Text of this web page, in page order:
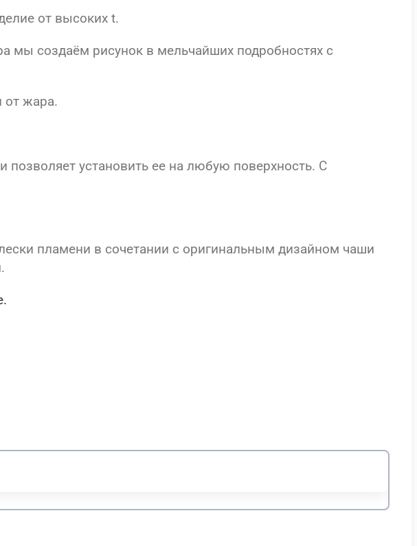
от высоких t.
мы создаём рисунок в мельчайших подробностях с
от жара.
установить ее на любую поверхность. С
пламени в сочетании с оригинальным дизайном чаши